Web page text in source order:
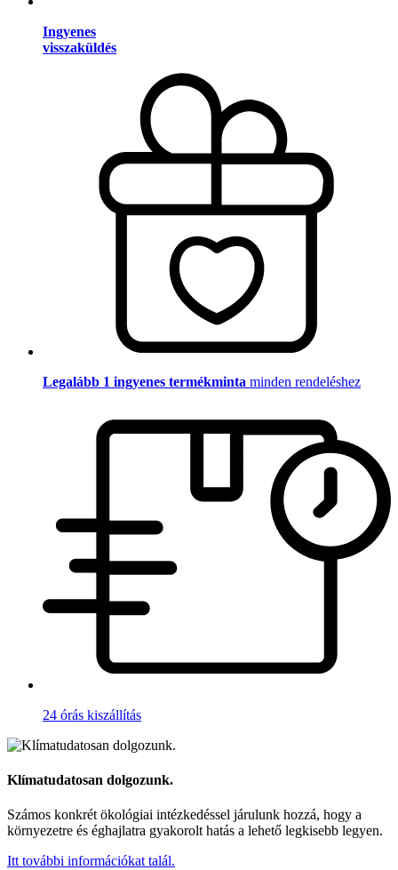
Ingyenes
visszaküldés
Legalább 1 ingyenes termékminta minden rendeléshez
24 órás kiszállítás
Klímatudatosan dolgozunk.
Számos konkrét ökológiai intézkedéssel járulunk hozzá, hogy a
környezetre és éghajlatra gyakorolt hatás a lehető legkisebb legyen.
Itt további információkat talál.